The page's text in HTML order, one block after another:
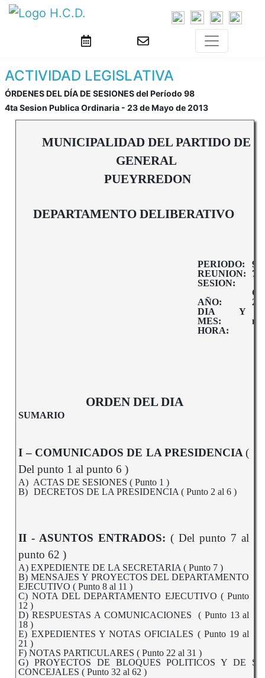
ACTIVIDAD LEGISLATIVA
ÓRDENES DEL DÍA DE SESIONES del Período 98
4ta Sesion Publica Ordinaria - 23 de Mayo de 2013
MUNICIPALIDAD DEL PARTIDO DE
GENERAL
PUEYRREDON
DEPARTAMENTO DELIBERATIVO
PERIODO:
98º
REUNION:
7º
SESION:
AÑO:
DIA Y
MES:
HORA:
ORDEN DEL DIA
SUMARIO
I – COMUNICADOS DE LA PRESIDENCIA(
Del punto 1 al punto 6 )
A) ACTAS DE SESIONES ( Punto 1 )
B)
DECRETOS DE LA PRESIDENCIA ( Punto 2 al 6 )
II - ASUNTOS ENTRADOS:( Del punto 7 al
punto 62 )
A) EXPEDIENTE DE LA SECRETARIA ( Punto 7 )
B) MENSAJES Y PROYECTOS DEL DEPARTAMENTO
EJECUTIVO ( Punto 8 al 11 )
C) NOTA DEL DEPARTAMENTO EJECUTIVO ( Punto
12 )
D) RESPUESTAS A COMUNICACIONES ( Punto 13 al
18 )
E) EXPEDIENTES Y NOTAS OFICIALES ( Punto 19 al
21 )
F) NOTAS PARTICULARES ( Punto 22 al 31 )
G) PROYECTOS DE BLOQUES POLITICOS Y DE
CONCEJALES ( Punto 32 al 62 )